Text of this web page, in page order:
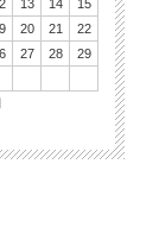
13 14
15
20 21
22
27 28
29